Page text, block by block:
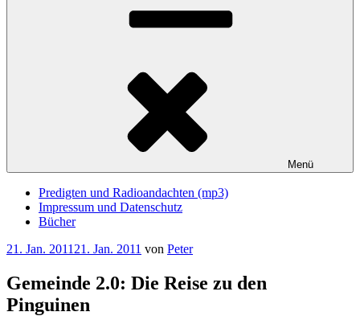
Menü
Predigten und Radioandachten (mp3)
Impressum und Datenschutz
Bücher
Veröffentlicht
21. Jan. 2011 21. Jan. 2011 von Peter
Gemeinde 2.0: Die Reise zu den
Pinguinen